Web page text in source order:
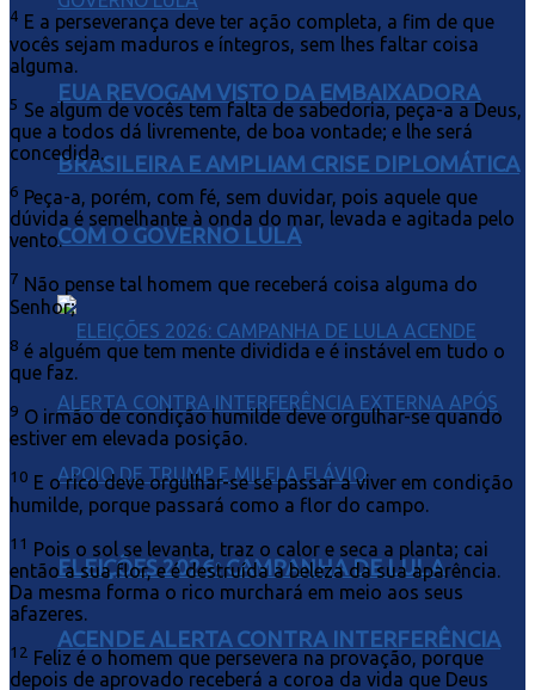
EUA REVOGAM VISTO DA EMBAIXADORA
BRASILEIRA E AMPLIAM CRISE DIPLOMÁTICA
COM O GOVERNO LULA
ELEIÇÕES 2026: CAMPANHA DE LULA
ACENDE ALERTA CONTRA INTERFERÊNCIA
4 E a perseverança deve ter ação completa, a fim de que
vocês sejam maduros e íntegros, sem lhes faltar coisa
alguma.
5 Se algum de vocês tem falta de sabedoria, peça-a a Deus,
que a todos dá livremente, de boa vontade; e lhe será
concedida.
6 Peça-a, porém, com fé, sem duvidar, pois aquele que
dúvida é semelhante à onda do mar, levada e agitada pelo
vento.
7 Não pense tal homem que receberá coisa alguma do
Senhor;
8 é alguém que tem mente dividida e é instável em tudo o
que faz.
9 O irmão de condição humilde deve orgulhar-se quando
estiver em elevada posição.
10 E o rico deve orgulhar-se se passar a viver em condição
humilde, porque passará como a flor do campo.
11 Pois o sol se levanta, traz o calor e seca a planta; cai
então a sua flor, e é destruída a beleza da sua aparência.
Da mesma forma o rico murchará em meio aos seus
afazeres.
12 Feliz é o homem que persevera na provação, porque
depois de aprovado receberá a coroa da vida que Deus